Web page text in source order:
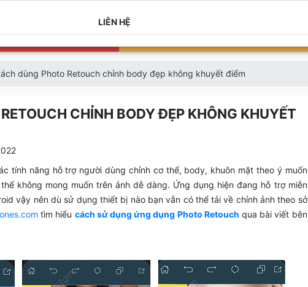
LIÊN HỆ
dùng Photo Retouch chỉnh body đẹp không khuyết điểm
CHỈNH BODY ĐẸP KHÔNG KHUYẾT
tính năng hỗ trợ người dùng chỉnh cơ thể, body, khuôn mặt theo ý muốn
không mong muốn trên ảnh dễ dàng. Ứng dụng hiện đang hỗ trợ miễn
vậy nên dù sử dụng thiết bị nào bạn vẫn có thể tải về chỉnh ảnh theo sở
tìm hiểu cách sử dụng ứng dụng Photo Retouch qua bài viết bên